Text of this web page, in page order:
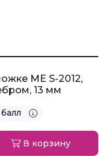
ME S-2012,
13 мм
балл
В корзину